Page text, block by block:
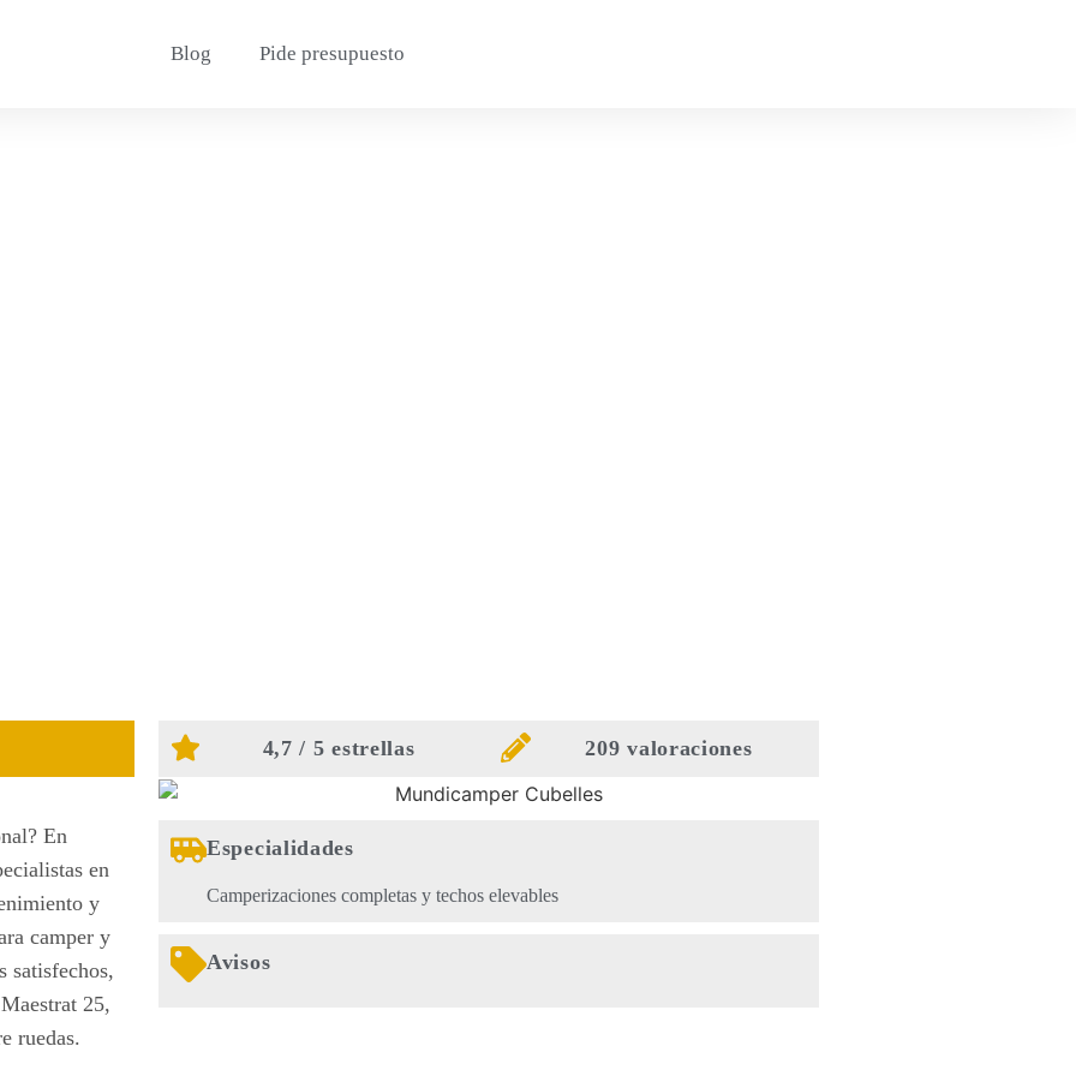
Blog Pide presupuesto
En
en
y
camper y
satisfechos,
25,
ruedas.
4,7 / 5 estrellas 209 valoraciones
Especialidades
Camperizaciones completas y techos elevables
Avisos